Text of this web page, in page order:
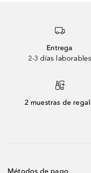
Entrega
2-3 días laborables
2 muestras de
Métodos de pago